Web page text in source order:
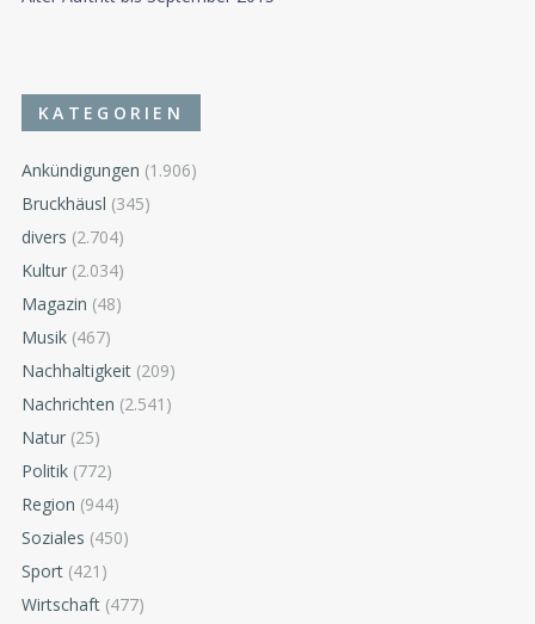
KATEGORIEN
Ankündigungen (1.906)
Bruckhäusl (345)
divers (2.704)
Kultur (2.034)
Magazin (48)
Musik (467)
Nachhaltigkeit (209)
Nachrichten (2.541)
Natur (25)
Politik (772)
Region (944)
Soziales (450)
Sport (421)
Wirtschaft (477)